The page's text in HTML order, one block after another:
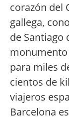
corazón del
gallega,
de Santiago
para miles
cientos de
viajeros
Barcelona